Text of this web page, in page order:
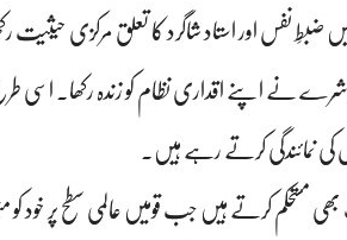
ضبطِ نفس اور استاد شاگرد کا تعلق مرکزی حیثیت
نے اپنے اقداری نظام کو زندہ رکھا۔ اسی
کی نمائندگی کرتے رہے ہیں۔
مستحکم کرتے ہیں جب قومیں عالمی سطح پر خود کو